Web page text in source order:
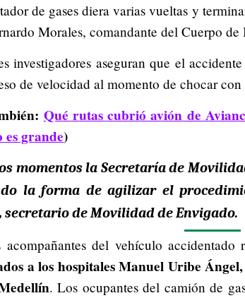
de gases diera varias vueltas y
Morales, comandante del Cuerpo
investigadores aseguran que el
de velocidad al momento de chocar
Qué rutas cubrió avión de
es grande)
momentos la Secretaría de
la forma de agilizar el
secretario de Movilidad de Envigado.
acompañantes del vehículo accidentado
a los hospitales Manuel Uribe
. Los ocupantes del camión de